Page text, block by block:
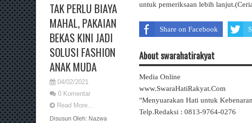
TAK PERLU BIAYA
MAHAL, PAKAIAN
BEKAS KINI JADI
SOLUSI FASHION
ANAK MUDA
04/02/2021
0 Komentar
Read More...
Disusun Oleh: Nazwa
untuk pemeriksaan lebih
Share on Facebook
About swarahatirakyat
Media Online
www.SwaraHatiRakyat.Com
"Menyuarakan Hati untuk
Telp.Redaksi : 0813-9764-0276